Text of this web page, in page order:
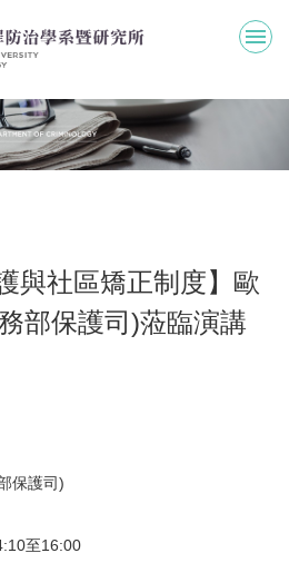
與社區矯正制度】歐
部保護司)蒞臨演講
保護司)
至16:00